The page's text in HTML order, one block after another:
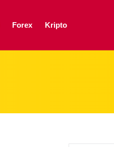
Forex Kripto